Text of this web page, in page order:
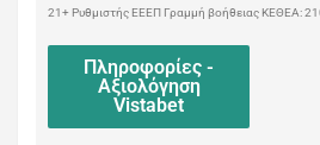
21+ Ρυθμιστής ΕΕΕΠ Γραμμή βοήθειας ΚΕΘΕΑ:
Πληροφορίες -
Αξιολόγηση
Vistabet